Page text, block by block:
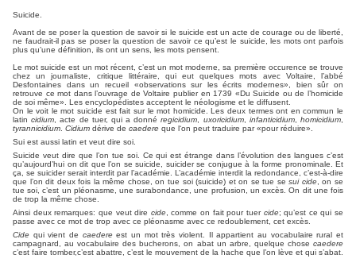
Suicide.
Avant de se poser la question de savoir si le suicide est un acte de courage ou de liberté,
ne faudrait-il pas se poser la question de savoir ce qu’est le suicide, les mots ont parfois
plus qu’une définition, ils ont un sens, les mots pensent.
Le mot suicide est un mot récent, c’est un mot moderne, sa première occurence se trouve
chez un journaliste, critique littéraire, qui eut quelques mots avec Voltaire, l’abbé
Desfontaines dans un recueil «observations sur les écrits modernes», bien sûr on
retrouve ce mot dans l’ouvrage de Voltaire publier en 1739 «Du Suicide ou de l’homicide
de soi même». Les encyclopédistes acceptent le néologisme et le diffusent.
On le voit le mot suicide est fait sur le mot homicide. Les deux termes ont en commun le
latincidium , acte de tuer, qui a donnéregicidium uxoricidium, infanticidium,homicidium
tyrannicidium Cidium dérive de caedere que l‘on peut traduire par «pour réduire».
Sui est aussi latin et veut dire soi.
Suicide veut dire que l’on tue soi. Ce qui est étrange dans l’évolution des langues c’est
qu’aujourd’hui on dit que l’on se suicide, suicider se conjugue à la forme pronominale. Et
ça, se suicider serait interdit par l’académie. L’académie interdit la redondance, c’est-à-dire
que l’on dit deux fois la même chose, on tue soi (suicide) et on se tue sesui cide, on se
tue soi, c’est un pléonasme, une surabondance, une profusion, un excès. On dit une fois
de trop la même chose.
Ainsi deux remarques: que veut dire cide, comme on fait pour tuer cide; qu’est ce qui se
passe avec ce mot de trop avec ce pléonasme avec ce redoublement, cet excès.
Cide qui vient de caedereest un mot très violent. Il appartient au vocabulaire rural et
campagnard, au vocabulaire des bucherons, on abat un arbre, quelque chose caedere
c’est faire tomber,c’est abattre, c’est le mouvement de la hache que l’on lève et qui s’abat.